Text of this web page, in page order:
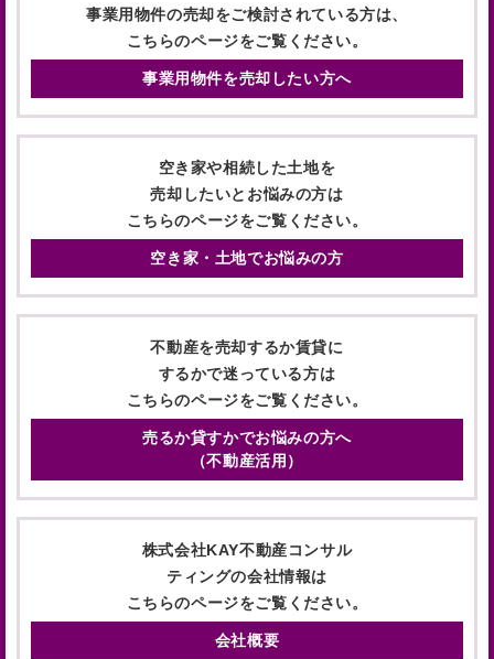
事業用物件の売却をご検討されている方は、
こちらのページをご覧ください。
事業用物件を売却したい方へ
空き家や相続した土地を
売却したいとお悩みの方は
こちらのページをご覧ください。
空き家・土地でお悩みの方
不動産を売却するか賃貸に
するかで迷っている方は
こちらのページをご覧ください。
売るか貸すかでお悩みの方へ
（不動産活用）
株式会社KAY不動産コンサル
ティングの会社情報は
こちらのページをご覧ください。
会社概要